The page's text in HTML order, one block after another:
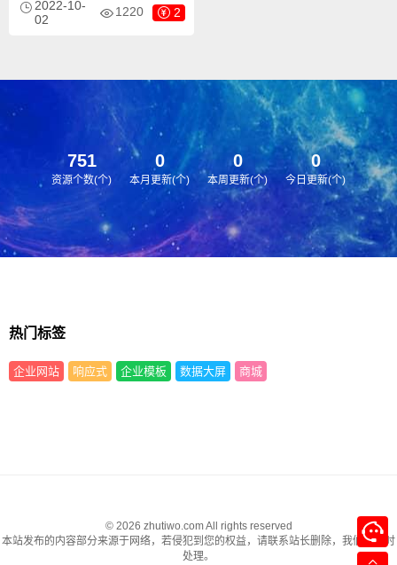
PbootCMS内核开发的网站模
板，该模板适用于食品零食网
字图片换成其他行业的即可；
2022-10-
02
1220 2
751
资源个数(个)
0
本月更新(个)
0
本周更新(个)
0
今日更新(个)
热门标签
企业网站 响应式 企业模板 数据大屏 商城
© 2026 zhutiwo.com All rights reserved
本站发布的内容部分来源于网络，若侵犯到您的权益，请联系站长删除，我们将及时
处理。